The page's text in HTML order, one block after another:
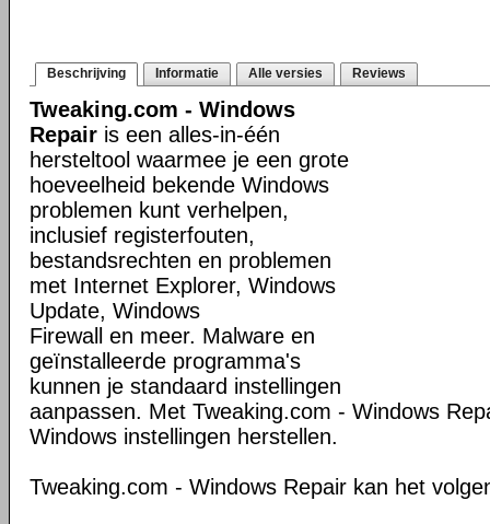
Beschrijving Informatie Alle versies Reviews
Tweaking.com - Windows
Repair is een alles-in-één
hersteltool waarmee je een grote
hoeveelheid bekende Windows
problemen kunt verhelpen,
inclusief registerfouten,
bestandsrechten en problemen
met Internet Explorer, Windows
Update, Windows
Firewall en meer. Malware en
geïnstalleerde programma's
kunnen je standaard instellingen
aanpassen. Met Tweaking.com - Windows
Windows instellingen herstellen.
Tweaking.com - Windows Repair kan het